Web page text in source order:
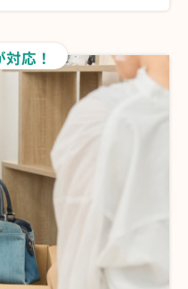
応！